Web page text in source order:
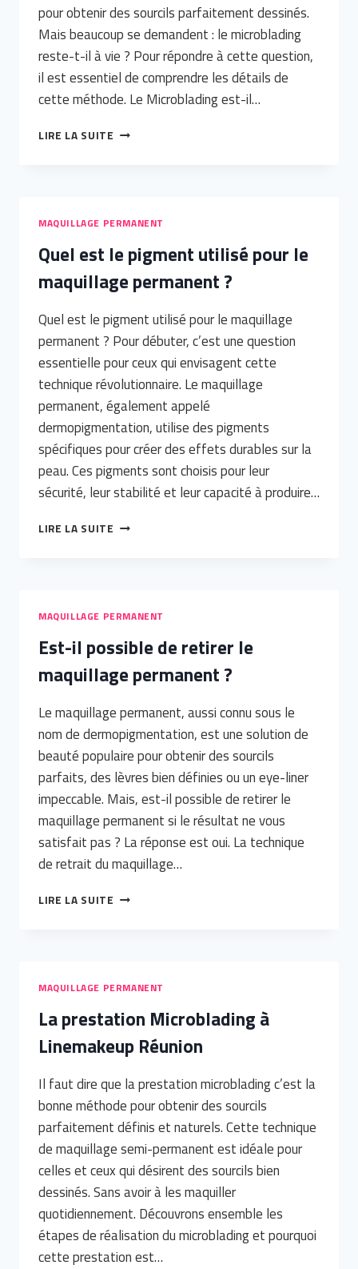
pour obtenir des sourcils parfaitement dessinés.
Mais beaucoup se demandent : le microblading
reste-t-il à vie ? Pour répondre à cette question,
il est essentiel de comprendre les détails de
cette méthode. Le Microblading est-il…
LIRE LA SUITE LE
MAQUILLAGE PERMANENT
Quel est le pigment utilisé pour le
maquillage permanent ?
Quel est le pigment utilisé pour le maquillage
permanent ? Pour débuter, c’est une question
essentielle pour ceux qui envisagent cette
technique révolutionnaire. Le maquillage
permanent, également appelé
dermopigmentation, utilise des pigments
spécifiques pour créer des effets durables sur la
peau. Ces pigments sont choisis pour leur
sécurité, leur stabilité et leur capacité à produire…
LIRE LA SUITE QUEL
MAQUILLAGE
PERMANENT
?
MAQUILLAGE PERMANENT
Est-il possible de retirer le
maquillage permanent ?
Le maquillage permanent, aussi connu sous le
nom de dermopigmentation, est une solution de
beauté populaire pour obtenir des sourcils
parfaits, des lèvres bien définies ou un eye-liner
impeccable. Mais, est-il possible de retirer le
maquillage permanent si le résultat ne vous
satisfait pas ? La réponse est oui. La technique
de retrait du maquillage…
LIRE LA SUITE EST-
PERMANENT
?
MAQUILLAGE PERMANENT
La prestation Microblading à
Linemakeup Réunion
Il faut dire que la prestation microblading c’est la
bonne méthode pour obtenir des sourcils
parfaitement définis et naturels. Cette technique
de maquillage semi-permanent est idéale pour
celles et ceux qui désirent des sourcils bien
dessinés. Sans avoir à les maquiller
quotidiennement. Découvrons ensemble les
étapes de réalisation du microblading et pourquoi
cette prestation est…